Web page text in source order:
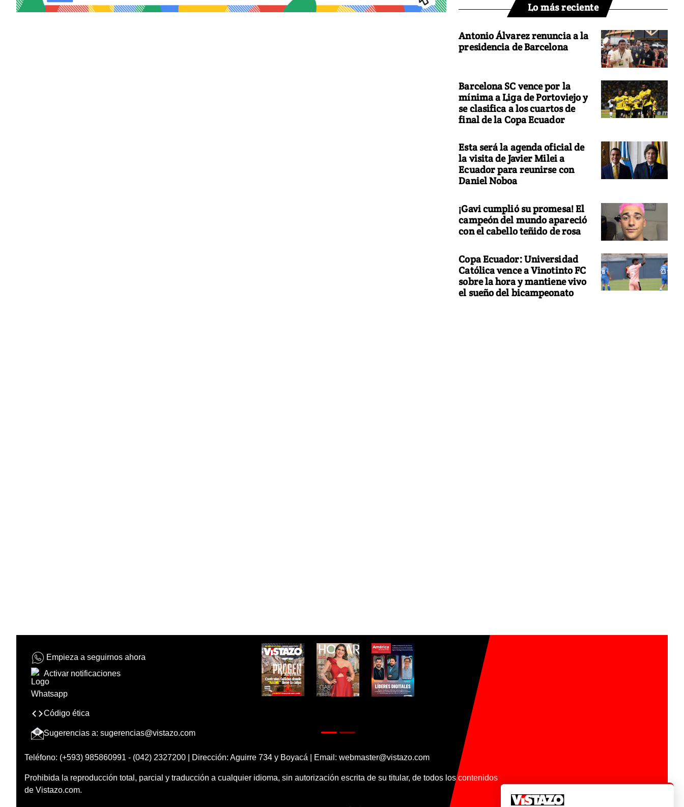
Lo más reciente
Antonio Álvarez renuncia a la
presidencia de Barcelona
Barcelona SC vence por la
mínima a Liga de Portoviejo y
se clasifica a los cuartos de
final de la Copa Ecuador
Esta será la agenda oficial de
la visita de Javier Milei a
Ecuador para reunirse con
Daniel Noboa
¡Gavi cumplió su promesa! El
campeón del mundo apareció
con el cabello teñido de rosa
Copa Ecuador: Universidad
Católica vence a Vinotinto FC
sobre la hora y mantiene vivo
el sueño del bicampeonato
Empieza a seguirnos ahora
Activar notificaciones
Código ética
Sugerencias a: sugerencias@vistazo.com
Teléfono: (+593) 985860991 - (042) 2327200 | Dirección: Aguirre 734 y Boyacá | Email: webmaster@vistazo.com
Prohibida la reproducción total, parcial y traducción a cualquier idioma, sin autorización escrita de su titular, de todos los contenidos
de Vistazo.com.